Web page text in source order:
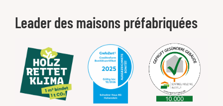
Leader des maisons préfabriquées